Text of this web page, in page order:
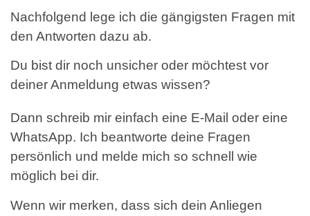
Nachfolgend lege ich die gängigsten Fragen mit
den Antworten dazu ab.
Du bist dir noch unsicher oder möchtest vor
deiner Anmeldung etwas wissen?
Dann schreib mir einfach eine E-Mail oder eine
WhatsApp. Ich beantworte deine Fragen
persönlich und melde mich so schnell wie
möglich bei dir.
Wenn wir merken, dass sich dein Anliegen